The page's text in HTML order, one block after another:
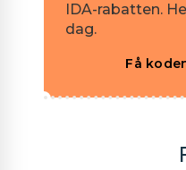
IDA-rabatten.
dag.
Få